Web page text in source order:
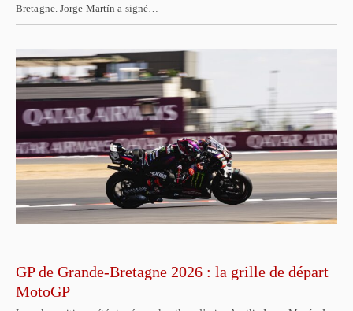
Bretagne. Jorge Martín a signé…
GP de Grande-Bretagne 2026 : la grille de départ
MotoGP